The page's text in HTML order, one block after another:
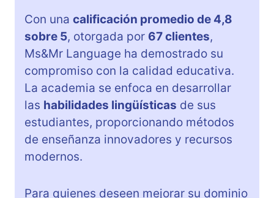
Con una calificación promedio de 4,8
sobre 5, otorgada por 67 clientes,
Ms&Mr Language ha demostrado su
compromiso con la calidad educativa.
La academia se enfoca en desarrollar
las habilidades lingüísticas de sus
estudiantes, proporcionando métodos
de enseñanza innovadores y recursos
modernos.
Para quienes deseen mejorar su dominio